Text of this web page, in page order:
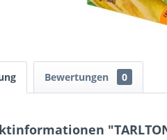
Bewertungen 0